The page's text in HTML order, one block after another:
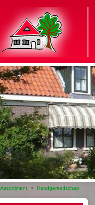
Assortiment > Handgereedschap